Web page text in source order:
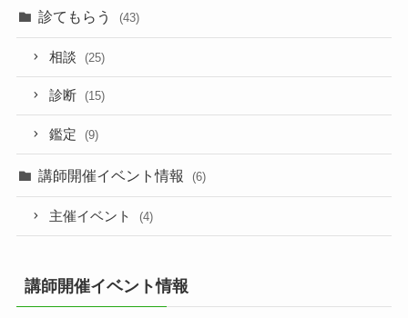
診てもらう (43)
相談 (25)
診断 (15)
鑑定 (9)
講師開催イベント情報 (6)
主催イベント (4)
講師開催イベント情報